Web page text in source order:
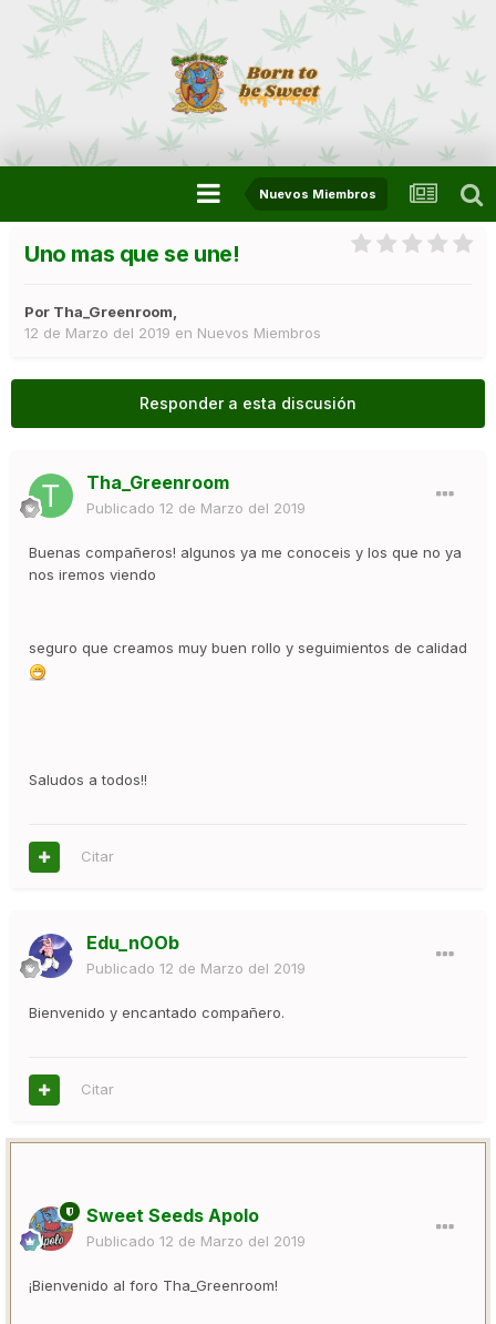
Nuevos Miembros
Uno mas que se une!
Por Tha_Greenroom,
12 de Marzo del 2019 en Nuevos Miembros
Responder a esta discusión
Tha_Greenroom
Publicado 12 de Marzo del 2019
Buenas compañeros! algunos ya me conoceis y los que no ya
nos iremos viendo
seguro que creamos muy buen rollo y seguimientos de calidad
Saludos a todos!!
Citar
Edu_nOOb
Publicado 12 de Marzo del 2019
Bienvenido y encantado compañero.
Citar
Sweet Seeds Apolo
Publicado 12 de Marzo del 2019
¡Bienvenido al foro Tha_Greenroom!